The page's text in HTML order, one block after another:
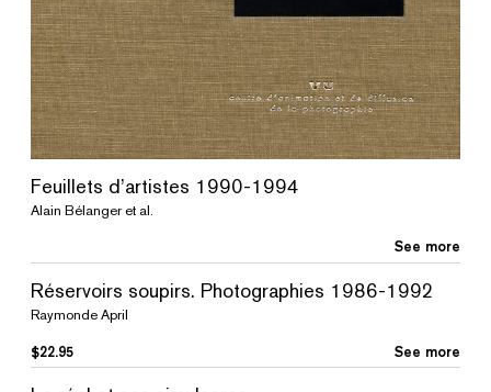
Feuillets d’artistes 1990-1994
Alain Bélanger et al.
See more
Réservoirs soupirs. Photographies 1986-1992
Raymonde April
$22.95 See more